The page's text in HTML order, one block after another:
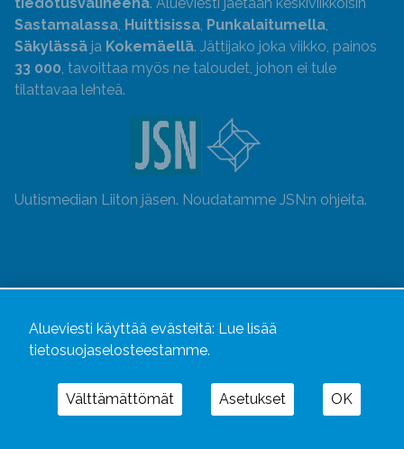
Sastamalassa, Huittisissa, Punkalaitumella,
Säkylässä ja Kokemäellä. Jättijako joka viikko, painos
33 000, tavoittaa myös ne taloudet, johon ei tule
tilattavaa lehteä.
Uutismedian Liiton jäsen. Noudatamme JSN:n ohjeita.
Alueviesti käyttää evästeitä: Lue lisää
tietosuojaselosteestamme.
Välttämättömät Asetukset OK